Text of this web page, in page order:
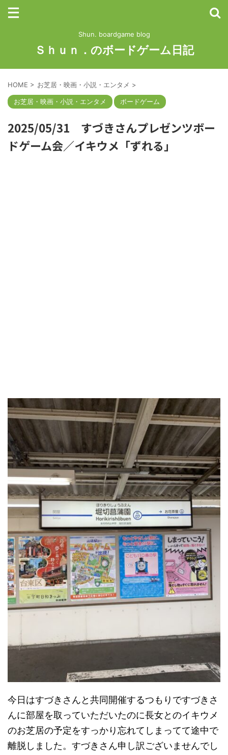
Shun. boardgame blog
Ｓｈｕｎ．のボードゲーム日記
HOME > お芝居・映画・小説・エンタメ >
お芝居・映画・小説・エンタメ ボードゲーム
2025/05/31 すづきさんプレゼンツボー
ドゲーム会／イキウメ「ずれる」
今日はすづきさんと共同開催するつもりですづきさ
んに部屋を取っていただいたのに長女とのイキウメ
のお芝居の予定をすっかり忘れてしまってて途中で
離脱しました。すづきさん申し訳ございませんでし